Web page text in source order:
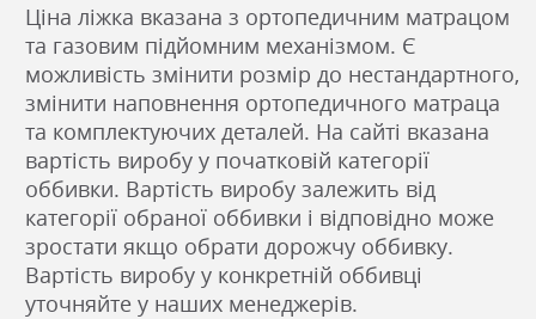
Ціна ліжка вказана з ортопедичним матрацом
та газовим підйомним механізмом. Є
можливість змінити розмір до нестандартного,
змінити наповнення ортопедичного матраца
та комплектуючих деталей. На сайті вказана
вартість виробу у початковій категорії
оббивки. Вартість виробу залежить від
категорії обраної оббивки і відповідно може
зростати якщо обрати дорожчу оббивку.
Вартість виробу у конкретній оббивці
уточняйте у наших менеджерів.